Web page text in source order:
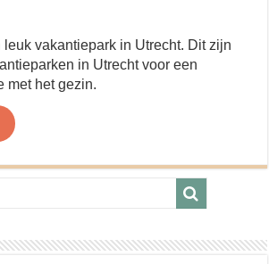
leuk vakantiepark in Utrecht. Dit zijn
in Utrecht voor een
met het gezin.